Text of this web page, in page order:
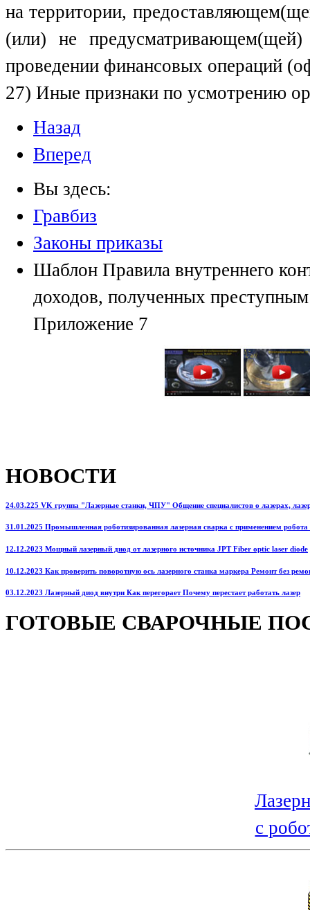
на территории,
(или) не
проведении финансовых операций
27) Иные признаки по усмотрению
Назад
Вперед
Вы здесь:
Гравбиз
Законы приказы
Шаблон Правила внутреннего
доходов, полученных
Приложение 7
НОВОСТИ
24.03.225 VK группа "Лазерные станки, ЧПУ" Общение специалистов о лазерах,
31.01.2025 Промышленная роботизированная лазерная сварка с применением
12.12.2023 Мощный лазерный диод от лазерного источника JPT Fiber optic laser diode
10.12.2023 Как проверить поворотную ось лазерного станка маркера Ремонт без
03.12.2023 Лазерный диод внутри Как перегорает Почему перестает работать лазер
ГОТОВЫЕ СВАРОЧНЫЕ
с